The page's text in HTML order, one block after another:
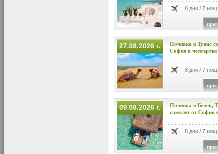
8 дни / 7 нощ.
27.08.2026 г.
Почивка в Тунис
София в
8 дни / 7 нощ.
09.08.2026 г.
Почивка в Белек,
самолет от София
8 дни / 7 нощ.